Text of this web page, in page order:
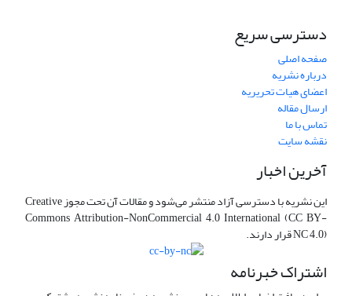
دسترسی سریع
صفحه اصلی
درباره نشریه
اعضای هیات تحریریه
ارسال مقاله
تماس با ما
نقشه سایت
آخرین اخبار
این نشریه با دسترسی آزاد منتشر می‌شود و مقالات آن تحت مجوز Creative
Commons Attribution-NonCommercial 4.0 International (CC BY-
NC 4.0) قرار دارند.
اشتراک خبرنامه